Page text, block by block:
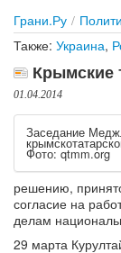
Грани.Ру /
Также: Украина,
Крымские
01.04.2014
Заседание
Фото: qtmm.org
решению,
согласие на
делам
29 марта